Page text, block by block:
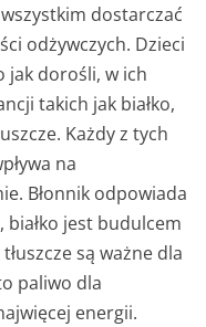
dostarczać
odżywczych. Dzieci
jak dorośli, w ich
takich jak białko,
Każdy z tych
na
Błonnik odpowiada
białko jest budulcem
są ważne dla
paliwo dla
energii.